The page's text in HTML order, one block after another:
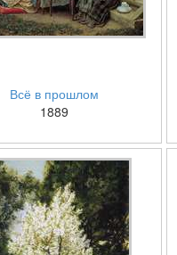
Всё в прошлом
1889